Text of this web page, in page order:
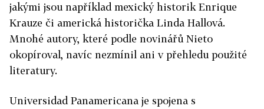
jakými jsou například mexický historik Enrique
Krauze či americká historička Linda Hallová.
Mnohé autory, které podle novinářů Nieto
okopíroval, navíc nezmínil ani v přehledu použité
literatury.
Universidad Panamericana je spojena s